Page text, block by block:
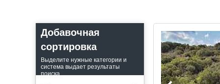
Добавочная
сортировка
Выделите нужные категории и
система выдает результаты
поиска.